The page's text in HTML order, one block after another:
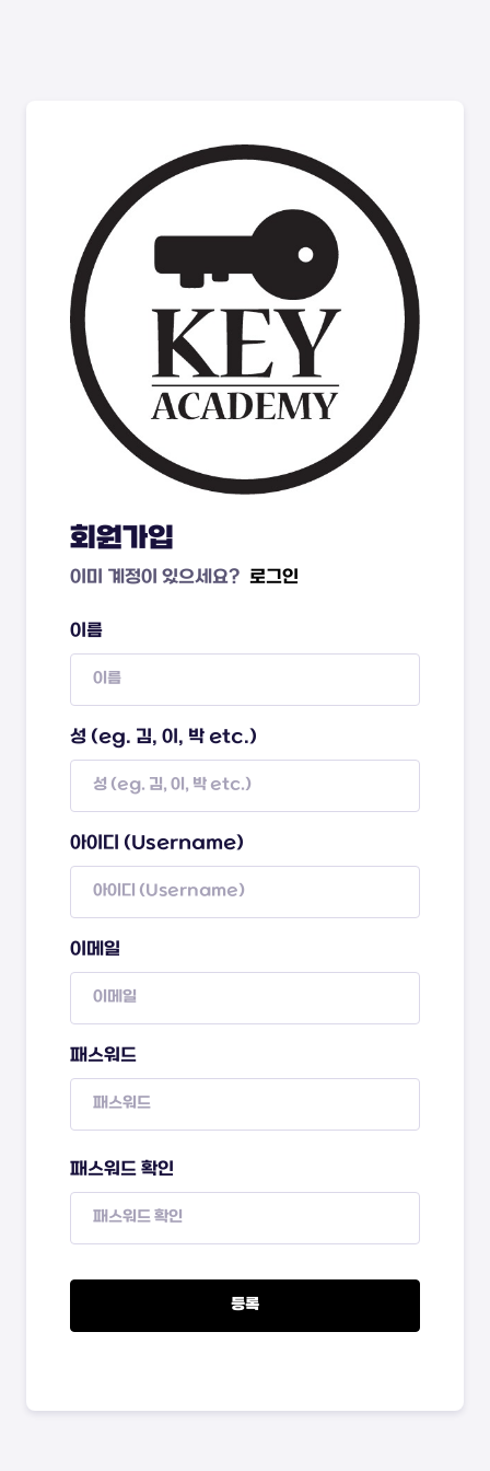
회원가입
이미 계정이 있으세요? 로그인
이름
성 (eg. 김, 이, 박 etc.)
아이디 (Username)
이메일
패스워드
패스워드 확인
등록